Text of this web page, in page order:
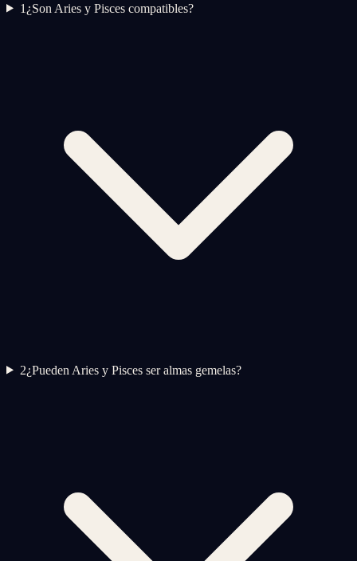
1 ¿Son Aries y Pisces compatibles?
2¿Pueden Aries y Pisces ser almas gemelas?